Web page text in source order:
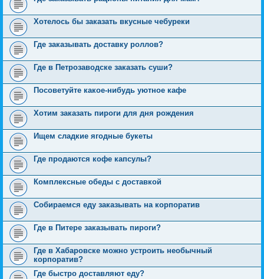
Хотелось бы заказать вкусные чебуреки
Где заказывать доставку роллов?
Где в Петрозаводске заказать суши?
Посоветуйте какое-нибудь уютное кафе
Хотим заказать пироги для дня рождения
Ищем сладкие ягодные букеты
Где продаются кофе капсулы?
Комплексные обеды с доставкой
Собираемся еду заказывать на корпоратив
Где в Питере заказывать пироги?
Где в Хабаровске можно устроить необычный
корпоратив?
Где быстро доставляют еду?